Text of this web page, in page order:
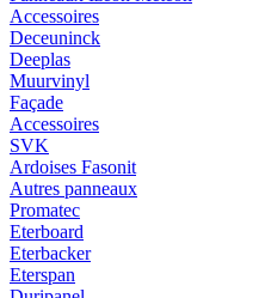
Accessoires
Deceuninck
Deeplas
Muurvinyl
Façade
Accessoires
SVK
Ardoises Fasonit
Autres panneaux
Promatec
Eterboard
Eterbacker
Eterspan